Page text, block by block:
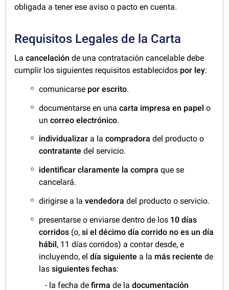
obligada a tener ese aviso o pacto en cuenta.
Requisitos Legales de la Carta
Lacancelación de una contratación cancelable debe
cumplir los siguientes requisitos establecidos por ley:
comunicarse por escrito.
documentarse en unacarta impresa en papel o
uncorreo electrónico.
individualizar a lacompradora del producto o
contratante del servicio.
identificar claramente la compraque se
cancelará.
dirigirse a lavendedora del producto o servicio.
presentarse o enviarse dentro de los 10 días
corridos (o,si el décimo día corrido no es un día
hábil, 11 días corridos) a contar desde, e
incluyendo, eldía siguiente a la más reciente de
las siguientes fechas:
- la fecha defirma de la documentación